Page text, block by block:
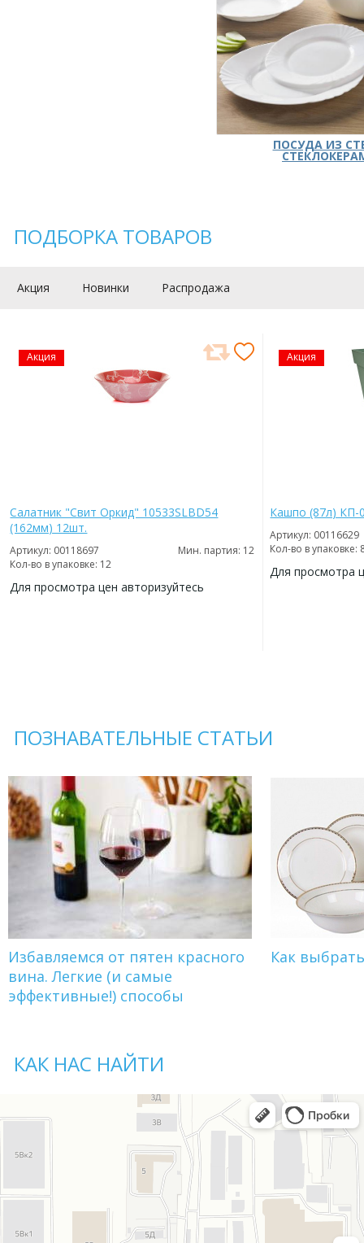
ПОСУДА ИЗ
ПОДБОРКА ТОВАРОВ
Акция Новинки Распродажа
Акция
Салатник "Свит Оркид" 10533SLBD54
(162мм) 12шт.
Артикул: 00118697
Мин. партия: 12
Кол-во в упаковке: 12
Для просмотра цен авторизуйтесь
Акция
Кашпо (87л) КП-
Артикул: 00116629
Кол-во в упаковке:
Для просмотра
ПОЗНАВАТЕЛЬНЫЕ СТАТЬИ
Избавляемся от пятен красного
вина. Легкие (и самые
эффективные!) способы
Как
КАК НАС НАЙТИ